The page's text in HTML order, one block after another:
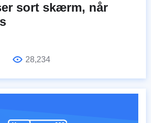
sort skærm, når
28,234